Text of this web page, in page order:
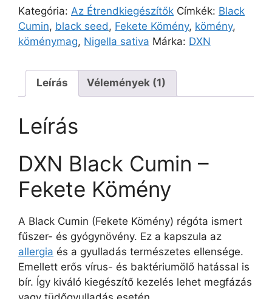
Kategória: Az Étrendkiegészítők Címkék: Black
Cumin, black seed, Fekete Kömény, kömény,
köménymag, Nigella sativa Márka: DXN
Leírás Vélemények (1)
Leírás
DXN Black Cumin –
Fekete Kömény
A Black Cumin (Fekete Kömény) régóta ismert
fűszer- és gyógynövény. Ez a kapszula az
allergia és a gyulladás természetes ellensége.
Emellett erős vírus- és baktériumölő hatással is
bír. Így kiváló kiegészítő kezelés lehet megfázás